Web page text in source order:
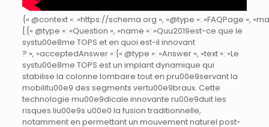
{« @context »: »https://schema.org », »@type »: »FAQPage »,
[{« @type »: »Question », »name »: »Quu2019est-ce que le
systu00e8me TOPS et en quoi est-il innovant
? », »acceptedAnswer »:{« @type »: »Answer », »text »: »Le
systu00e8me TOPS est un implant dynamique qui
stabilise la colonne lombaire tout en pru00e9servant la
mobilitu00e9 des segments vertu00e9braux. Cette
technologie mu00e9dicale innovante ru00e9duit les
risques liu00e9s u00e0 la fusion traditionnelle,
notamment en permettant un mouvement naturel post-